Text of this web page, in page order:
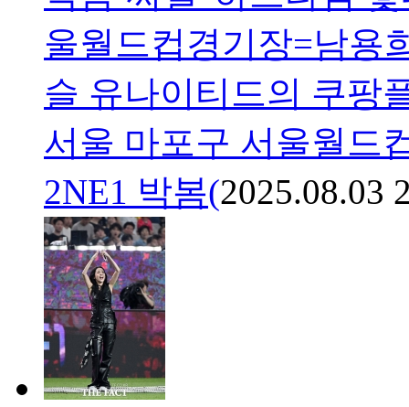
울월드컵경기장=남용
슬 유나이티드의 쿠팡
서울 마포구 서울월드
2NE1 박봄(2025.08.03